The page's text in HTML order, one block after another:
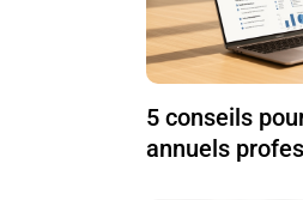
5 conseils
annuels